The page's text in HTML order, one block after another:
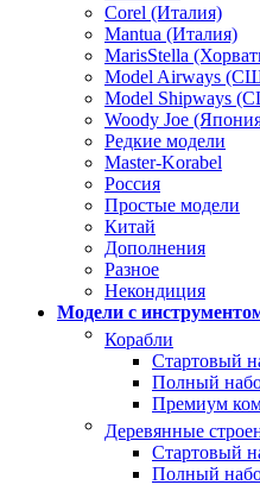
Corel (Италия)
Mantua (Италия)
MarisStella
Model Airways
Model Shipways
Woody Joe
Редкие модели
Master-Korabel
Россия
Простые модели
Китай
Дополнения
Разное
Некондиция
Модели с
Корабли
Стартовый
Полный
Премиум
Деревянные
Стартовый
Полный